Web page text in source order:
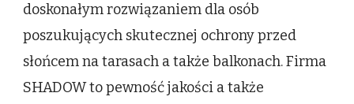
doskonałym rozwiązaniem dla osób
poszukujących skutecznej ochrony przed
słońcem na tarasach a także balkonach. Firma
SHADOW to pewność jakości a także